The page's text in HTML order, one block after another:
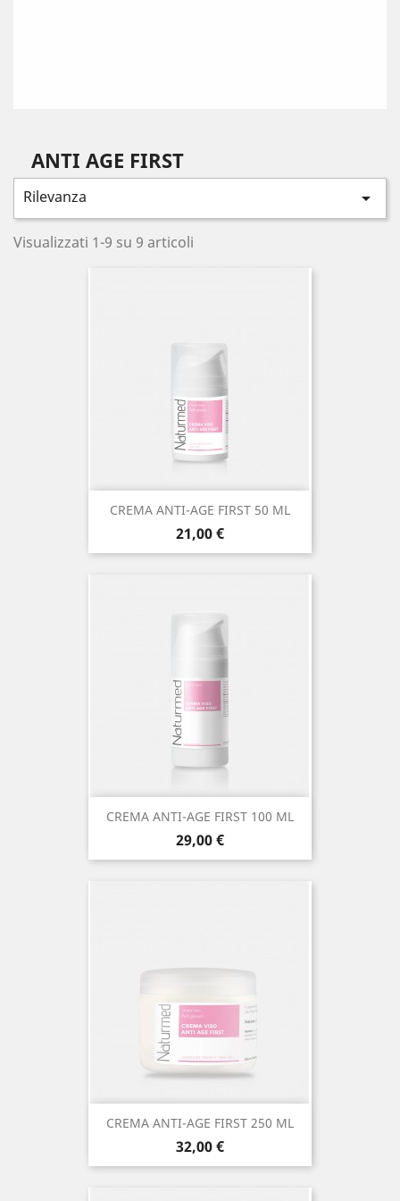
ANTI AGE FIRST
Rilevanza 
Visualizzati 1-9 su 9 articoli
CREMA ANTI-AGE FIRST 50 ML
Prezzo
21,00 €
CREMA ANTI-AGE FIRST 100 ML
Prezzo
29,00 €
CREMA ANTI-AGE FIRST 250 ML
Prezzo
32,00 €